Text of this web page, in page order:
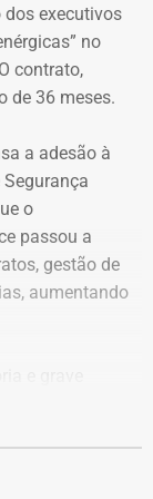
ao
a base
milhões
dentro do
no
quase
no
das
em
dos executivos
no
contrato,
de 36 meses.
a adesão à
o
passou a
gestão de
aumentando
no